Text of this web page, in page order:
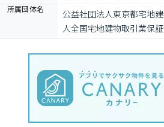
所属団体名
公益社団法⼈東京都宅地
⼈全国宅地建物取引業保